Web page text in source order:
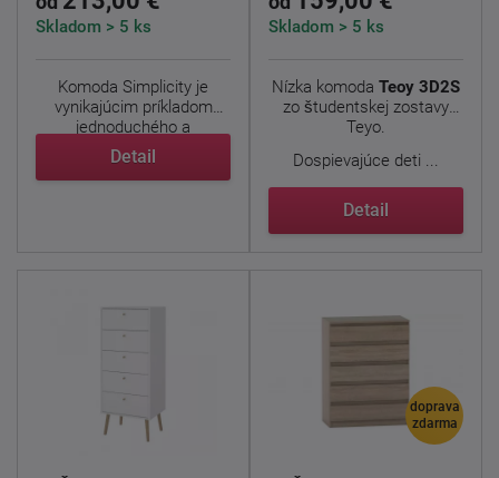
Skladom > 5 ks
Komoda Simplicity je
vynikajúcim príkladom
jednoduchého a
nadčasového ...
Detail
Skladom > 5 ks
Nízka komoda Teoy 3D2S
zo študentskej zostavy
Teyo.
Dospievajúce deti ...
Detail
doprava
zdarma